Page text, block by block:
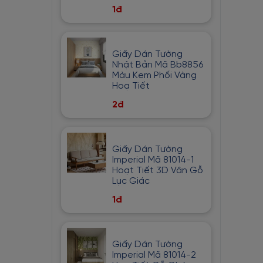
Trắng Phối Vàng
Xanh Lam Nhạt
Hồng Đất
Vàng Đồng
Trắng phối Xám
Xanh lá cây
Nâu Đỏ
Màu Be
Cam Nhạt
1đ
Giấy Dán Tường
Nhật Bản Mã Bb8856
Màu Kem Phối Vàng
Hoạ Tiết
2đ
Giấy Dán Tường
Imperial Mã 81014-1
Hoạt Tiết 3D Vân Gỗ
Lục Giác
1đ
Giấy Dán Tường
Imperial Mã 81014-2